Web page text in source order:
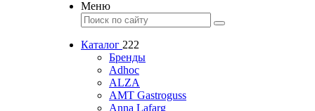
Меню
Каталог 222
Бренды
Adhoc
ALZA
AMT Gastroguss
Anna Lafarg